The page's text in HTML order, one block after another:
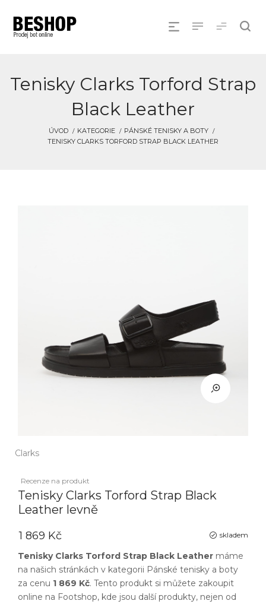
Tenisky Clarks Torford Strap
Black Leather
ÚVOD KATEGORIE
PÁNSKÉ TENISKY A BOTY
TENISKY CLARKS TORFORD STRAP BLACK LEATHER
Clarks
Recenze na produkt
Tenisky Clarks Torford Strap Black
Leather levně
skladem
1 869 Kč
Tenisky Clarks Torford Strap Black Leather máme
na našich stránkách v kategorii Pánské tenisky a boty
za cenu 1 869 Kč. Tento produkt si můžete zakoupit
online na Footshop, kde jsou další produkty, nejen od